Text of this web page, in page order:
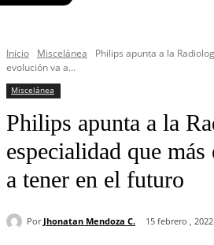
Inicio Miscelánea
Philips apunta a la
evolución va a...
Miscelánea
Philips apunta a la
especialidad que
a tener en el futuro
Por Jhonatan Mendoza C. 15 febrero , 2022